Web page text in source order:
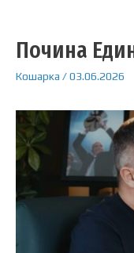
Почина
Кошарка /03.06.2026